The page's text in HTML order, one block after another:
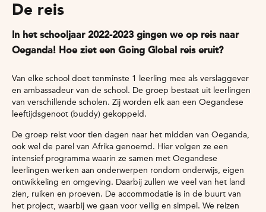
De reis
In het schooljaar 2022-2023 gingen we op reis naar
Oeganda! Hoe ziet een Going Global reis eruit?
Van elke school doet tenminste 1 leerling mee als verslaggever
en ambassadeur van de school. De groep bestaat uit leerlingen
van verschillende scholen. Zij worden elk aan een Oegandese
leeftijdsgenoot (buddy) gekoppeld.
De groep reist voor tien dagen naar het midden van Oeganda,
ook wel de parel van Afrika genoemd. Hier volgen ze een
intensief programma waarin ze samen met Oegandese
leerlingen werken aan onderwerpen rondom onderwijs, eigen
ontwikkeling en omgeving. Daarbij zullen we veel van het land
zien, ruiken en proeven. De accommodatie is in de buurt van
het project, waarbij we gaan voor veilig en simpel. We reizen